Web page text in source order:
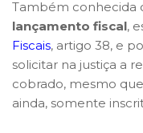
Também conhecida
lançamento fiscal,
Fiscais, artigo 38, e
solicitar na justiça a
cobrado, mesmo
ainda, somente